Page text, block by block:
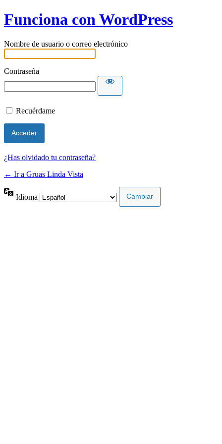
Funciona con WordPress
Nombre de usuario o correo electrónico
Contraseña
Recuérdame
¿Has olvidado tu contraseña?
← Ir a Gruas Linda Vista
Idioma